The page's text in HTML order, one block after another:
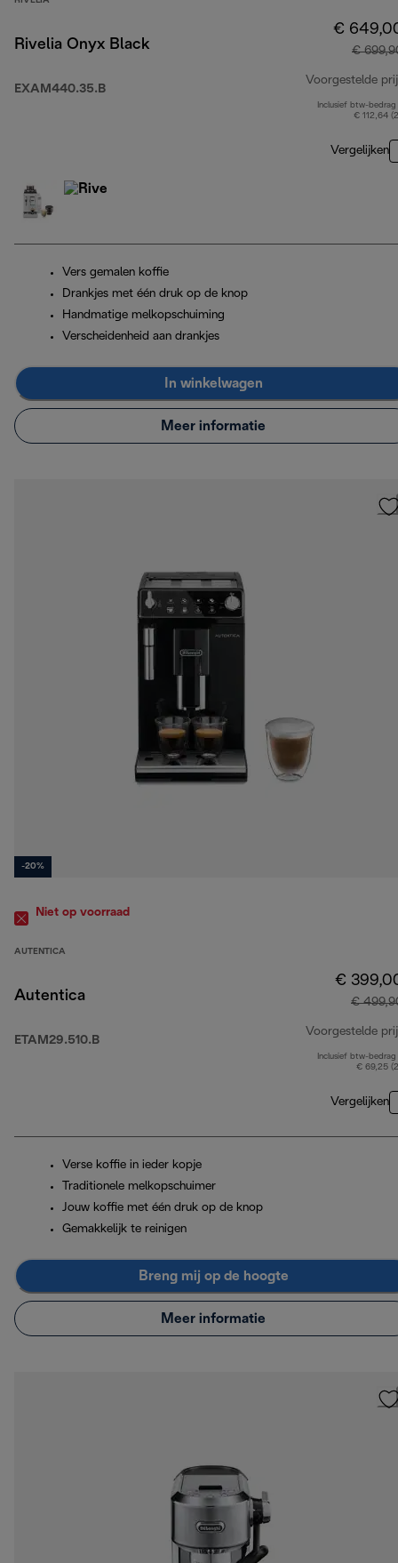
Rivelia Onyx Black
EXAM440.35.B
€
€
Voorgestelde
Inclusief btw-bedrag
€ 112,64
Vergelijken
Vers gemalen koffie
Drankjes met één druk op de knop
Handmatige melkopschuiming
Verscheidenheid aan drankjes
In winkelwagen
Meer informatie
-20%
Niet op voorraad
AUTENTICA
Autentica
ETAM29.510.B
€
€
Voorgestelde
Inclusief btw-bedrag
€ 69,25
Vergelijken
Verse koffie in ieder kopje
Traditionele melkopschuimer
Jouw koffie met één druk op de knop
Gemakkelijk te reinigen
Breng mij op de hoogte
Meer informatie